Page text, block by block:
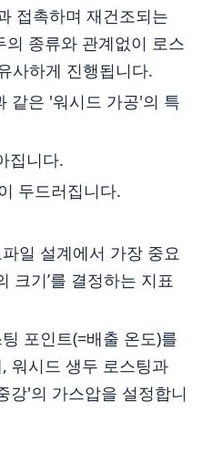
접촉하며 재건조되는
종류와 관계없이 로스
사하게 진행됩니다.
같은 '워시드 가공'의 특
집니다.
두드러집니다.
일 설계에서 가장 중요
크기’를 결정하는 지표
포인트(=배출 온도)를
워시드 생두 로스팅과
강'의 가스압을 설정합니